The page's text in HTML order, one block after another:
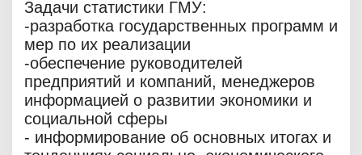
Задачи статистики ГМУ:
-разработка государственных программ и
мер по их реализации
-обеспечение руководителей
предприятий и компаний, менеджеров
информацией о развитии экономики и
социальной сферы
- информирование об основных итогах и